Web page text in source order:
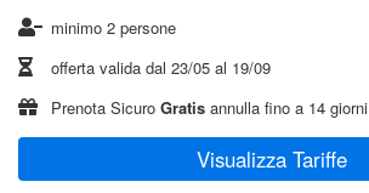
minimo 2 persone
offerta valida dal 23/05 al 19/09
Prenota Sicuro Gratis annulla fino a 14 giorni
Visualizza Tariffe